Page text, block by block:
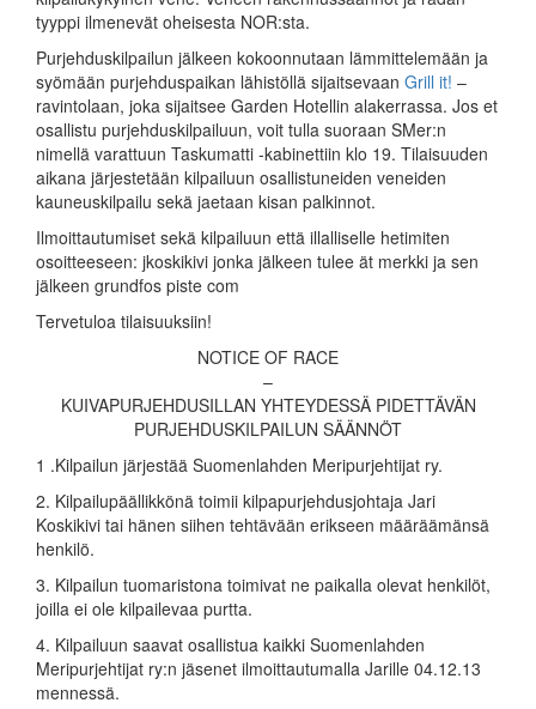
tyyppi ilmenevät oheisesta NOR:sta.
Purjehduskilpailun jälkeen kokoonnutaan lämmittelemään ja
syömään purjehduspaikan lähistöllä sijaitsevaan Grill it! –
ravintolaan, joka sijaitsee Garden Hotellin alakerrassa. Jos et
osallistu purjehduskilpailuun, voit tulla suoraan SMer:n
nimellä varattuun Taskumatti -kabinettiin klo 19. Tilaisuuden
aikana järjestetään kilpailuun osallistuneiden veneiden
kauneuskilpailu sekä jaetaan kisan palkinnot.
Ilmoittautumiset sekä kilpailuun että illalliselle hetimiten
osoitteeseen: jkoskikivi jonka jälkeen tulee ät merkki ja sen
jälkeen grundfos piste com
Tervetuloa tilaisuuksiin!
NOTICE OF RACE
–
KUIVAPURJEHDUSILLAN YHTEYDESSÄ PIDETTÄVÄN
PURJEHDUSKILPAILUN SÄÄNNÖT
1 .Kilpailun järjestää Suomenlahden Meripurjehtijat ry.
2. Kilpailupäällikkönä toimii kilpapurjehdusjohtaja Jari
Koskikivi tai hänen siihen tehtävään erikseen määräämänsä
henkilö.
3. Kilpailun tuomaristona toimivat ne paikalla olevat henkilöt,
joilla ei ole kilpailevaa purtta.
4. Kilpailuun saavat osallistua kaikki Suomenlahden
Meripurjehtijat ry:n jäsenet ilmoittautumalla Jarille 04.12.13
mennessä.